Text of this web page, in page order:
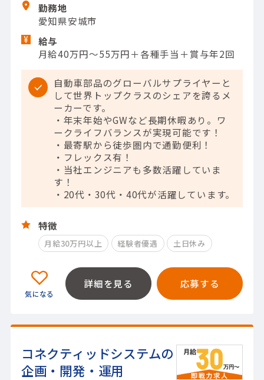
勤務地
愛知県安城市
給与
月給40万円～55万円＋各種手当＋賞与年2回
自動車部品のグローバルサプライヤーと
して世界トップクラスのシェアを誇るメ
ーカーです。
・年末年始やGWなど長期休暇あり。ワ
ークライフバランスが実現可能です！
・最寄駅から徒歩圏内で通勤便利！
・フレックス有！
・当社エンジニアも多数活躍していま
す！
・20代・30代・40代が活躍しています。
特徴
月給30万円以上 経験者優遇 土日休み
詳細を見る 応募する
コネクティッドシステムの
企画・開発・運用